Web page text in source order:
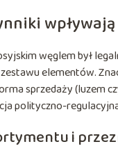
węglem był
elementów.
sprzedaży (luzem
polityczno-
i